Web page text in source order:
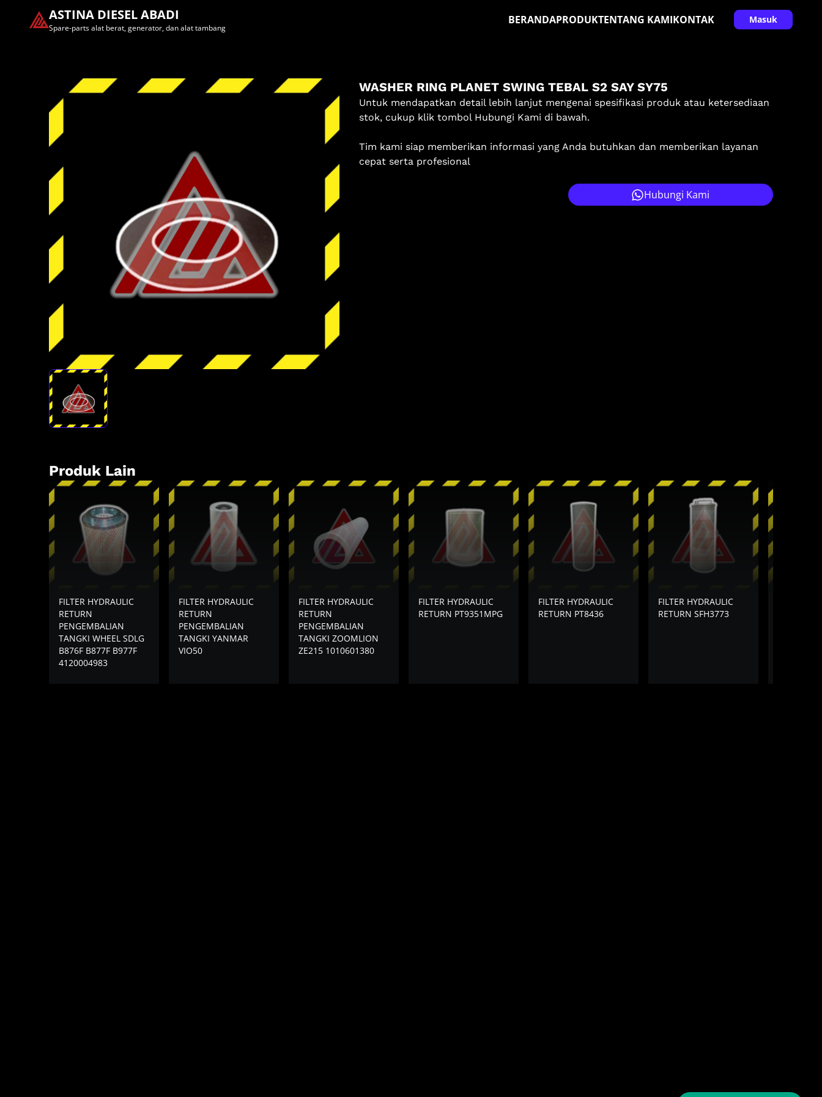
ASTINA DIESEL ABADI
Spare-parts alat berat, generator, dan alat tambang
BERANDAPRODUKTENTANG KAMIKONTAK Masuk
Masuk
Lanjutkan dengan Google
Dengan melanjutkan, kamu telah membaca dan setuju
dengan
Ketentuan Layanandan Kebijakan Privasi
WASHER RING PLANET SWING TEBAL S2 SAY SY75
Untuk mendapatkan detail lebih lanjut mengenai spesifikasi produk atau ketersediaan
stok, cukup klik tombol Hubungi Kami di bawah.
Tim kami siap memberikan informasi yang Anda butuhkan dan memberikan layanan
cepat serta profesional
Hubungi Kami
Produk Lain
FILTER HYDRAULIC
RETURN
PENGEMBALIAN
TANGKI WHEEL SDLG
B876F B877F B977F
4120004983
FILTER HYDRAULIC
RETURN
PENGEMBALIAN
TANGKI YANMAR
VIO50
FILTER HYDRAULIC
RETURN
PENGEMBALIAN
TANGKI ZOOMLION
ZE215 1010601380
FILTER HYDRAULIC
RETURN PT9351MPG
FILTER HYDRAULIC
RETURN PT8436
FILTER HYDRAULIC
RETURN SFH3773